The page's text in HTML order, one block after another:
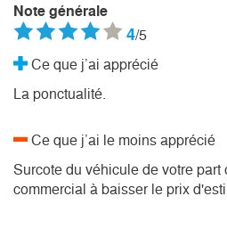
Note générale
4/5
Ce que j’ai apprécié
La ponctualité.
Ce que j’ai le moins apprécié
Surcote du véhicule de votre part
commercial à baisser le prix